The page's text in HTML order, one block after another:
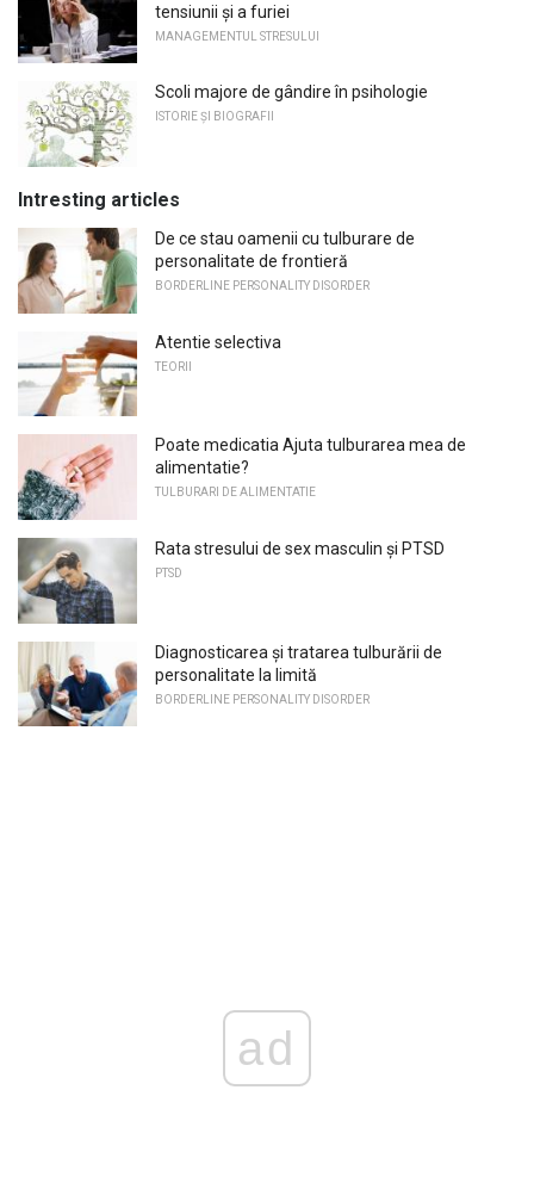
tensiunii și a furiei
MANAGEMENTUL STRESULUI
Scoli majore de gândire în psihologie
ISTORIE ȘI BIOGRAFII
Intresting articles
De ce stau oamenii cu tulburare de
personalitate de frontieră
BORDERLINE PERSONALITY DISORDER
Atentie selectiva
TEORII
Poate medicatia Ajuta tulburarea mea de
alimentatie?
TULBURARI DE ALIMENTATIE
Rata stresului de sex masculin și PTSD
PTSD
Diagnosticarea și tratarea tulburării de
personalitate la limită
BORDERLINE PERSONALITY DISORDER
ad